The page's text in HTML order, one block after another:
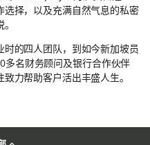
择，以及充满自然气息的私密
的四人团队，到如今新加坡员
多名财务顾问及银行合作伙伴
力帮助客户活出丰盛人生。